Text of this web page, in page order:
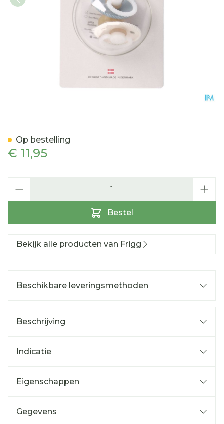
€ 11,95
Bestel
Op bestelling
Bekijk alle producten van Frigg
Beschikbare leveringsmethoden
Beschrijving
Indicatie
Eigenschappen
Gegevens